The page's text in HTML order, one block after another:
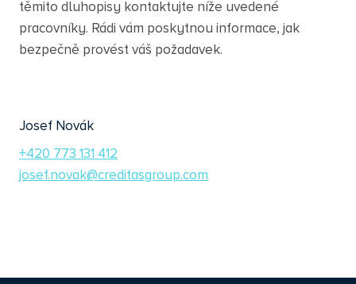
těmito dluhopisy kontaktujte níže uvedené
pracovníky. Rádi vám poskytnou informace, jak
bezpečně provést váš požadavek.
Josef Novák
+420 773 131 412
josef.novak@creditasgroup.com